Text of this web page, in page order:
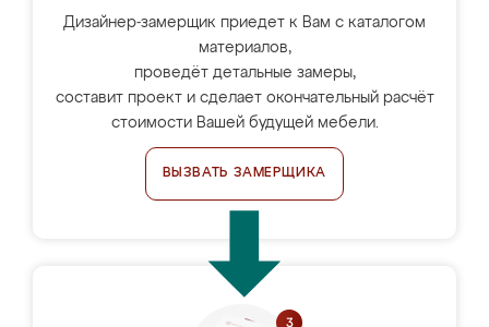
Дизайнер-замерщик приедет к Вам с каталогом
материалов,
проведёт детальные замеры,
составит проект и сделает окончательный расчёт
стоимости Вашей будущей мебели.
ВЫЗВАТЬ ЗАМЕРЩИКА